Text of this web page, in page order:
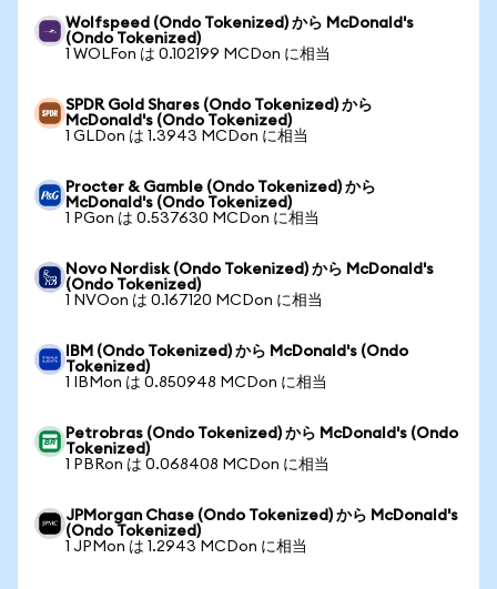
Wolfspeed (Ondo Tokenized) から McDonald's
(Ondo Tokenized)
1 WOLFon は 0.102199 MCDon に相当
SPDR Gold Shares (Ondo Tokenized) から
McDonald's (Ondo Tokenized)
1 GLDon は 1.3943 MCDon に相当
Procter & Gamble (Ondo Tokenized) から
McDonald's (Ondo Tokenized)
1 PGon は 0.537630 MCDon に相当
Novo Nordisk (Ondo Tokenized) から McDonald's
(Ondo Tokenized)
1 NVOon は 0.167120 MCDon に相当
IBM (Ondo Tokenized) から McDonald's (Ondo
Tokenized)
1 IBMon は 0.850948 MCDon に相当
Petrobras (Ondo Tokenized) から McDonald's (Ondo
Tokenized)
1 PBRon は 0.068408 MCDon に相当
JPMorgan Chase (Ondo Tokenized) から McDonald's
(Ondo Tokenized)
1 JPMon は 1.2943 MCDon に相当